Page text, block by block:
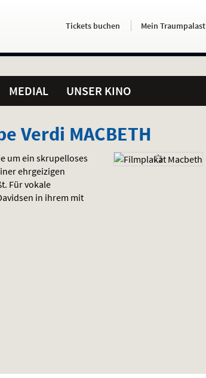
Servicefunktionen
Aktuelles
HierTickets buchen . Mein Traumpalast
MEDIAL UNSER KINO
Verdi MACBETH
um ein skrupelloses
ehrgeizigen
Für vokale
in ihrem mit